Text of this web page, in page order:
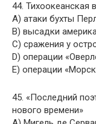
44.
A) атаки бухты
B) высадки
C) сражения у
D) операции
E) операции
45. «Последний
нового времени»